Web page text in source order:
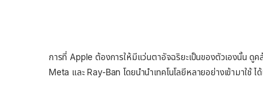
การที่ Apple ต้องการให้มีแว่นตาอัจฉริยะเป็นของตัวเองนั้น
Meta และ Ray-Ban โดยนำนำเทคโนโลยีหลายอย่างเข้ามาใช้